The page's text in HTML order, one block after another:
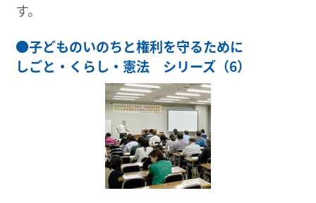
す。
●子どものいのちと権利を守るために
しごと・くらし・憲法 シリーズ（6）